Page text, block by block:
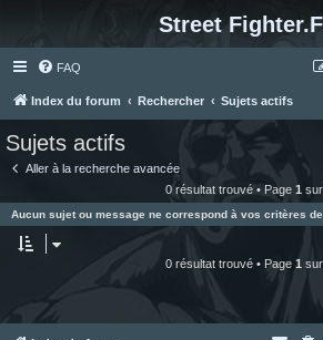
Street
FAQ
Index du forum Rechercher Sujets actifs
Sujets actifs
Aller à la recherche avancée
0 résultat trouvé • Page 1 sur
Aucun sujet ou message ne correspond à vos critères de
0 résultat trouvé • Page 1 sur